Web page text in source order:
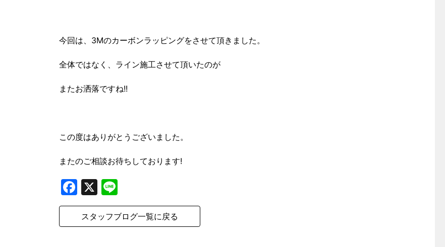
今回は、3Mのカーボンラッピングをさせて頂きました。
全体ではなく、ライン施工させて頂いたのが
またお洒落ですね!!
この度はありがとうございました。
またのご相談お待ちしております!
Facebook
X
スタッフブログ一覧に戻る